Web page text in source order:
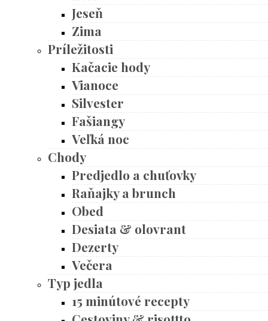
Jeseň
Zima
Príležitosti
Kačacie hody
Vianoce
Silvester
Fašiangy
Veľká noc
Chody
Predjedlo a chuťovky
Raňajky a brunch
Obed
Desiata & olovrant
Dezerty
Večera
Typ jedla
15 minútové recepty